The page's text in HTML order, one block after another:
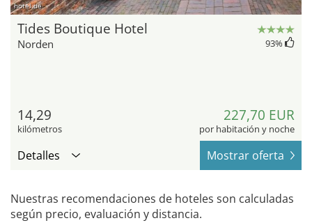
hotel.de
Tides Boutique Hotel
Norden 93%
14,29
kilómetros
227,70 EUR
por habitación y noche
Detalles Mostrar oferta
Nuestras recomendaciones de hoteles son calculadas
según precio, evaluación y distancia.